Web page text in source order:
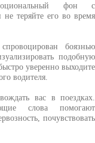
фон с
не теряйте его во время
боязнью
подобную
уверенно выходите
водителя.
вас в поездках.
слова помогают
почувствовать